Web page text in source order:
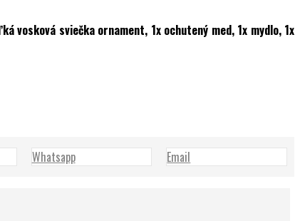
sviečka ornament, 1x ochutený med, 1x mydlo, 1x
Whatsapp Email